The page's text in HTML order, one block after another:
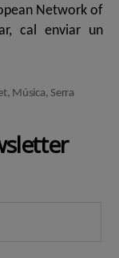
Network of
cal enviar un
, Música, Serra